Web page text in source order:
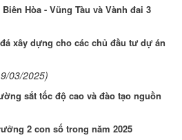
Hòa - Vũng Tàu và Vành đai 3
xây dựng cho các chủ đầu tư dự án
03/2025)
sắt tốc độ cao và đào tạo nguồn
2 con số trong năm 2025